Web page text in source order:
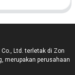
Ltd. terletak di Zon
merupakan perusahaan